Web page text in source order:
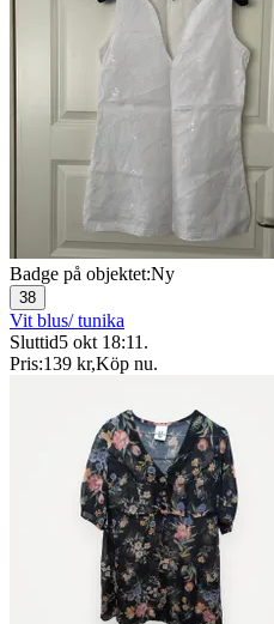
Badge på objektet:Ny
38
Vit blus/ tunika
Sluttid5 okt 18:11 .
Pris:139 kr,Köp nu.